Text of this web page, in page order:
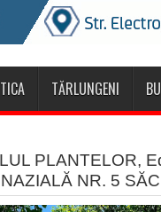
TĂRLUNGENI
PLANTELOR,
NR. 5